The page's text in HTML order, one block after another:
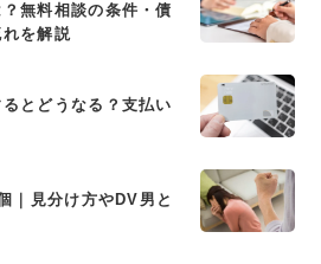
無料相談の条件・債
を解説
とどうなる？支払い
｜見分け方やDV男と